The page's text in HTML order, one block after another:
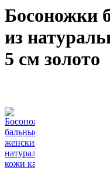
Босоножки
из
5 см золото